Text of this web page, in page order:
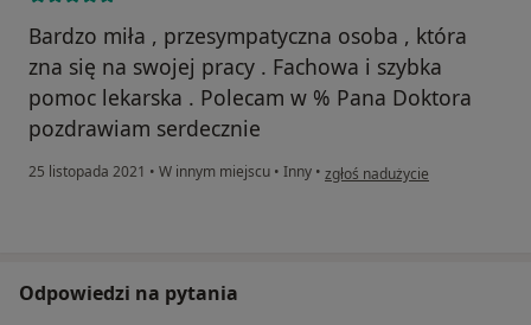
Bardzo miła , przesympatyczna osoba , która
zna się na swojej pracy . Fachowa i szybka
pomoc lekarska . Polecam w % Pana Doktora
pozdrawiam serdecznie
25 listopada 2021 • W innym miejscu • Inny • w opinii użytkownika Marta B.
zgłoś nadużycie
Odpowiedzi na pytania